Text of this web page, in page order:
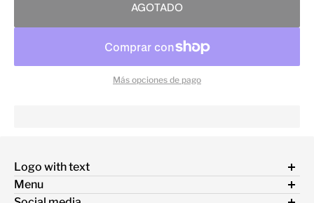
AGOTADO
Más opciones de pago
Logo with text
Menu